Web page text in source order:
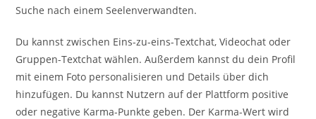
Suche nach einem Seelenverwandten.
Du kannst zwischen Eins-zu-eins-Textchat, Videochat oder
Gruppen-Textchat wählen. Außerdem kannst du dein Profil
mit einem Foto personalisieren und Details über dich
hinzufügen. Du kannst Nutzern auf der Plattform positive
oder negative Karma-Punkte geben. Der Karma-Wert wird